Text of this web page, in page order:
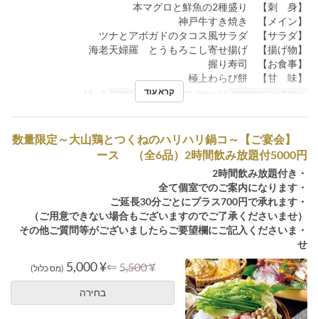
【刺 身】 本マグロと鮮魚の2種盛り
【メイン】 神戸牛すき焼き
【サラダ】 ツナとアボガドのタコス風サラダ
【揚げ物】 海老天婦羅 とうもろこし寄せ揚げ
【お食事】 握り寿司
【甘 味】 極上わらび餅
טווח תאריכים תקפים מגבלת הזמנהקרא עוד
【ご宴会】～数量限定～大山鶏とつくねのハリハリ鍋コ
ース （全6品）2時間飲み放題付5000円
・2時間飲み放題付き
・全て個室でのご案内になります
・ご延長30分ごとにプラス700円で承れます
（ご用意できない場合もございますのでご了承くださいませ）
・その他ご質問等がございましたらご要望欄にご記入くださいま
せ
¥ 5,500
⇐
¥ 5,000 (מס כלול)
בחירה